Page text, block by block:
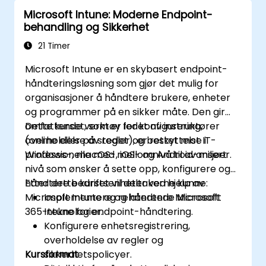
Microsoft Intune: Moderne Endpoint-
behandling og Sikkerhet
21 Timer
Microsoft Intune er en skybasert endpoint-
håndteringsløsning som gjør det mulig for
organisasjoner å håndtere brukere, enheter
og programmer på en sikker måte. Den gir
omfattende verktøy for konfigurering,
overholdelse av regler og beskyttelse i
Windows-, macOS-, iOS- og Android-miljøer.
Dette kurset, som er ledet av instruktører
(online eller på stedet), er rettet mot IT-
professionelle med mellomnivå til avansert
nivå som ønsker å sette opp, konfigurere og
håndtere bedriftsenheter ved hjelp av
Microsoft Intune og relaterende Microsoft
365-teknologier.
Etter dette kurset vil deltakerne kunne:
Implementere og håndtere Microsoft
Intune for endpoint-håndtering.
Konfigurere enhetsregistrering,
overholdelse av regler og
sikkerhetspolicyer.
Kursformat